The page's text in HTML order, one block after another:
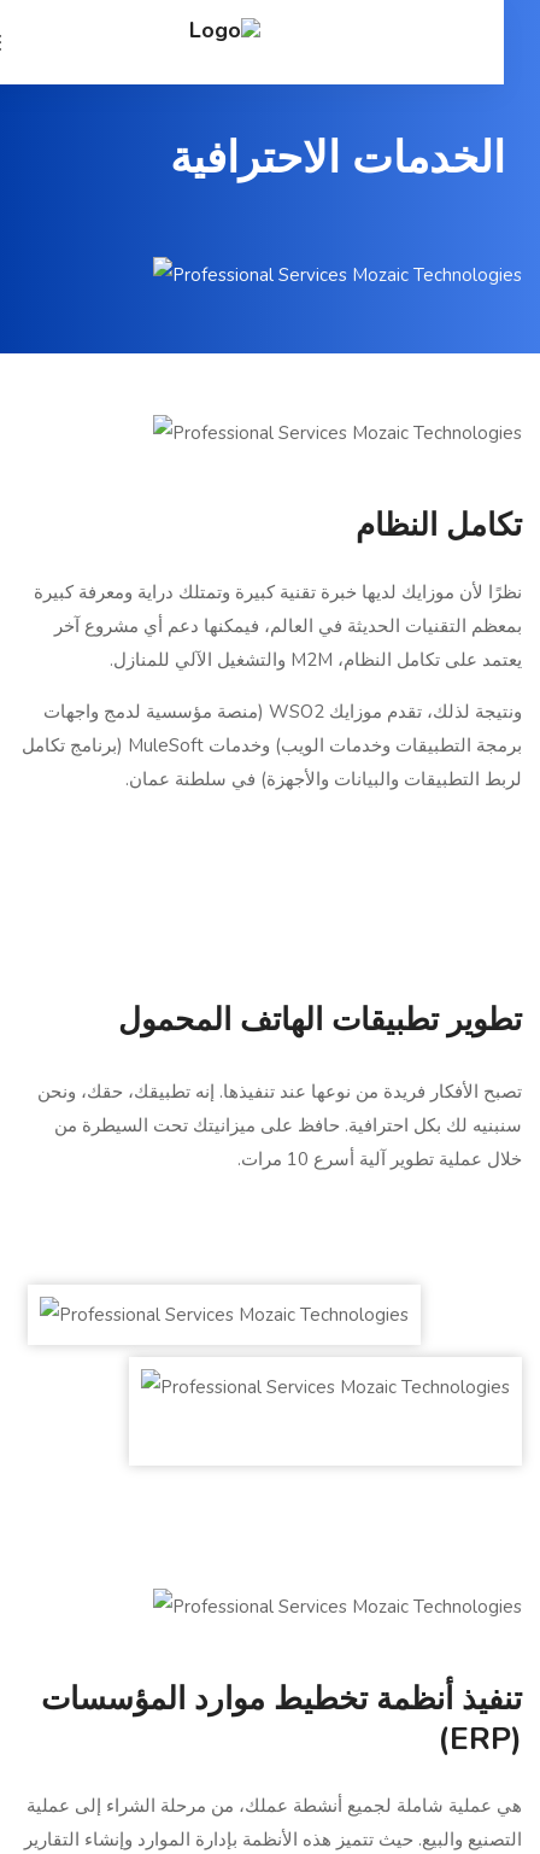
الخدمات الاحترافية
تكامل النظام
نظرًا لأن موزايك لديها خبرة تقنية كبيرة وتمتلك دراية ومعرفة كبيرة
بمعظم التقنيات الحديثة في العالم، فيمكنها دعم أي مشروع آخر
يعتمد على تكامل النظام، M2M والتشغيل الآلي للمنازل.
ونتيجة لذلك، تقدم موزايك WSO2 (منصة مؤسسية لدمج واجهات
برمجة التطبيقات وخدمات الويب) وخدمات MuleSoft (برنامج تكامل
لربط التطبيقات والبيانات والأجهزة) في سلطنة عمان.
تطوير تطبيقات الهاتف المحمول
تصبح الأفكار فريدة من نوعها عند تنفيذها. إنه تطبيقك، حقك، ونحن
سنبنيه لك بكل احترافية. حافظ على ميزانيتك تحت السيطرة من
خلال عملية تطوير آلية أسرع 10 مرات.
تنفيذ أنظمة تخطيط موارد المؤسسات
هي عملية شاملة لجميع أنشطة عملك، من مرحلة الشراء إلى عملية
التصنيع والبيع. حيث تتميز هذه الأنظمة بإدارة الموارد وإنشاء التقارير